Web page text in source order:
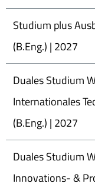
Studium plus
(B.Eng.) | 2027
Duales Studium
Internationales
(B.Eng.) | 2027
Duales Studium
Innovations- &